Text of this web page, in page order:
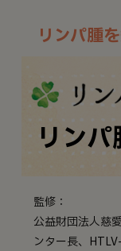
リンパ腫
リン
監修：
公益財団法人慈
ンター長、